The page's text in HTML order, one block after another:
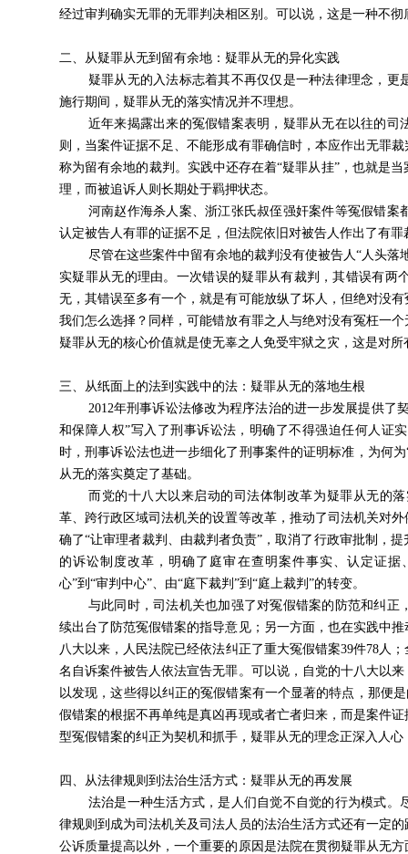
经过审判确实无罪的无罪判决相区别。可以说， 这是一种不彻
二、从疑罪从无到留有余地：疑罪从无的异化实践
疑罪从无的入法标志着其不再仅仅是一种法律理念，
施行期间，疑罪从无的落实情况并不理想。
近年来揭露出来的冤假错案表明，疑罪从无在以往的司
则，当案件证据不足、不能形成有罪确信时，本应作出无罪
称为留有余地的裁判。实践中还存在着“疑罪从挂”，也就是当
理，而被追诉人则长期处于羁押状态。
河南赵作海杀人案、浙江张氏叔侄强奸案件等冤假错
认定被告人有罪的证据不足，但法院依旧对被告人作出了有
尽管在这些案件中留有余地的裁判没有使被告人“人头
实疑罪从无的理由。一次错误的疑罪从有裁判，其错误有两
无 ，其错误至多有一个，就是有可能放纵了坏人，但绝对没
我们怎么选择？同样，可能错放有罪之人与绝对没有冤枉一
疑罪从无的核心价值就是使无辜之人免受牢狱之灾，这是对
三、从纸面上的法到实践中的法：疑罪从无的落地生根
2012年刑事诉讼法修改为程序法治的进一步发展提供了
和保障人权”写入了刑事诉讼法，明确了不得强迫任何人证
时，刑事诉讼法也进一步细化了刑事案件的证明标准，为何
从无的落实奠定了基础。
而党的十八大以来启动的司法体制改革为疑罪从无的
革、跨行政区域司法机关的设置等改革，推动了司法机关对
确了“让审理者裁判、由裁判者负责” ，取消了行政审批制，
的诉讼制度改革 ，明确了庭审在查明案件事实、认定证
心”到“审判中心”、由“庭下裁判”到“庭上裁判”的转变。
与此同时，司法机关也加强了对冤假错案的防范和纠正
续出台了防范冤假错案的指导意见； 另一方面 ，也在实践中
八大以来， 人民法院已经依法纠正了重大冤假错案39件78人
名自诉案件被告人依法宣告无罪。 可以说，自党的十八大以
以发现，这些得以纠正的冤假错案有一个显著的特点，那便是
假错案的根据不再单纯是真凶再现或者亡者归来，而是案件
型冤假错案的纠正为契机和抓手，疑罪从无的理念正深入人心
四、从法律规则到法治生活方式：疑罪从无的再发展
法治是一种生活方式，是人们自觉不自觉的行为模式
律规则到成为司法机关及司法人员的法治生活方式还有一定
公诉质量提高以外，一个重要的原因是法院在贯彻疑罪从无